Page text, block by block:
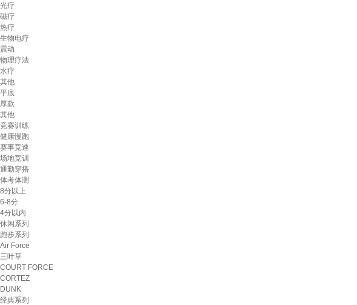
光疗
磁疗
热疗
生物电疗
震动
物理疗法
水疗
其他
平底
厚款
其他
竞赛训练
健康慢跑
赛事竞速
场地竞训
通勤穿搭
体考体测
8分以上
6-8分
4分以内
休闲系列
跑步系列
Air Force
三叶草
COURT FORCE
CORTEZ
DUNK
经典系列